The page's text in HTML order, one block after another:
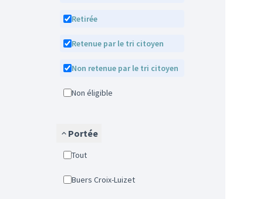
Retirée
Retenue par le tri citoyen
Non retenue par le tri citoyen
Non éligible
Portée
Tout
Buers Croix-Luizet